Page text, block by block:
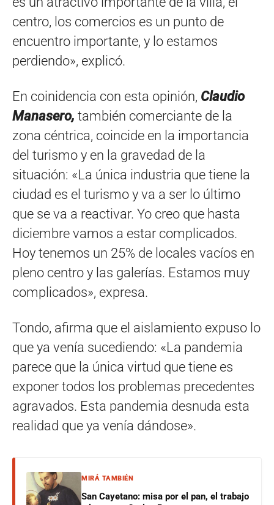
centro, los comercios es un punto de
encuentro importante, y lo estamos
perdiendo», explicó.
En coinidencia con esta opinión, Claudio
Manasero, también comerciante de la
zona céntrica, coincide en la importancia
del turismo y en la gravedad de la
situación: «La única industria que tiene la
ciudad es el turismo y va a ser lo último
que se va a reactivar. Yo creo que hasta
diciembre vamos a estar complicados.
Hoy tenemos un 25% de locales vacíos en
pleno centro y las galerías. Estamos muy
complicados», expresa.
Tondo, afirma que el aislamiento expuso lo
que ya venía sucediendo: «La pandemia
parece que la única virtud que tiene es
exponer todos los problemas precedentes
agravados. Esta pandemia desnuda esta
realidad que ya venía dándose».
MIRÁ TAMBIÉN
San Cayetano: misa por el pan, el trabajo